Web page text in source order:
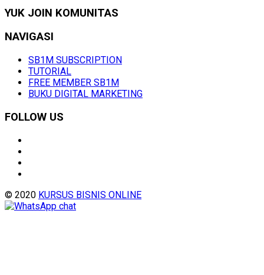
YUK JOIN KOMUNITAS
NAVIGASI
SB1M SUBSCRIPTION
TUTORIAL
FREE MEMBER SB1M
BUKU DIGITAL MARKETING
FOLLOW US
© 2020 KURSUS BISNIS ONLINE